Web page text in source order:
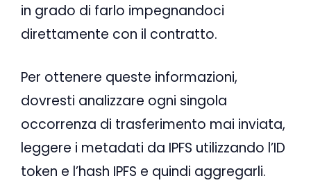
in grado di farlo impegnandoci
direttamente con il contratto.
Per ottenere queste informazioni,
dovresti analizzare ogni singola
occorrenza di trasferimento mai inviata,
leggere i metadati da IPFS utilizzando l’ID
token e l’hash IPFS e quindi aggregarli.